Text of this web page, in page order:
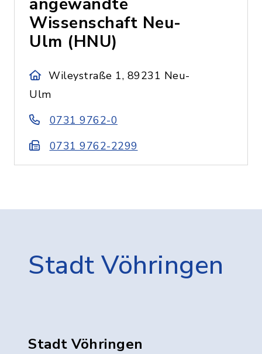
Wissenschaft Neu-
Ulm (HNU)
Wileystraße 1, 89231 Neu-
Ulm
0731 9762-0
0731 9762-2299
Stadt Vöhringen
Stadt Vöhringen